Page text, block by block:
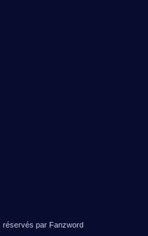
réservés par Fanzword